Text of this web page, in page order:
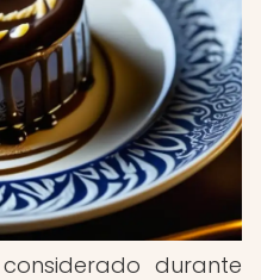
durante